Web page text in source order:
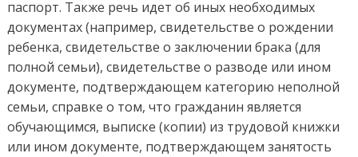
паспорт. Также речь идет об иных необходимых
документах (например, свидетельстве о рождении
ребенка, свидетельстве о заключении брака (для
полной семьи), свидетельстве о разводе или ином
документе, подтверждающем категорию неполной
семьи, справке о том, что гражданин является
обучающимся, выписке (копии) из трудовой книжки
или ином документе, подтверждающем занятость